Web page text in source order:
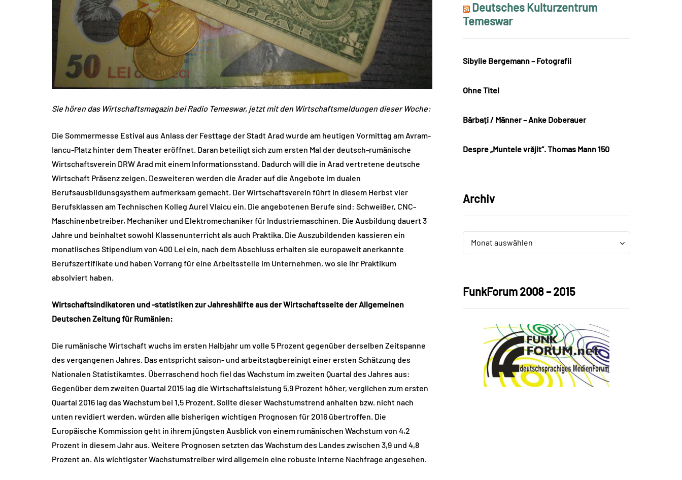
Sie hören das Wirtschaftsmagazin bei Radio Temeswar, jetzt mit den Wirtschaftsmeldungen dieser Woche:
Die Sommermesse Estival aus Anlass der Festtage der Stadt Arad wurde am heutigen Vormittag am Avram-
Iancu-Platz hinter dem Theater eröffnet. Daran beteiligt sich zum ersten Mal der deutsch-rumänische
Wirtschaftsverein DRW Arad mit einem Informationsstand. Dadurch will die in Arad vertretene deutsche
Wirtschaft Präsenz zeigen. Desweiteren werden die Arader auf die Angebote im dualen
Berufsausbildunsgsysthem aufmerksam gemacht. Der Wirtschaftsverein führt in diesem Herbst vier
Berufsklassen am Technischen Kolleg Aurel Vlaicu ein. Die angebotenen Berufe sind: Schweißer, CNC-
Maschinenbetreiber, Mechaniker und Elektromechaniker für Industriemaschinen. Die Ausbildung dauert 3
Jahre und beinhaltet sowohl Klassenunterricht als auch Praktika. Die Auszubildenden kassieren ein
monatlisches Stipendium von 400 Lei ein, nach dem Abschluss erhalten sie europaweit anerkannte
Berufszertifikate und haben Vorrang für eine Arbeitsstelle im Unternehmen, wo sie ihr Praktikum
absolviert haben.
Wirtschaftsindikatoren und -statistiken zur Jahreshälfte aus der Wirtschaftsseite der Allgemeinen
Deutschen Zeitung für Rumänien:
Die rumänische Wirtschaft wuchs im ersten Halbjahr um volle 5 Prozent gegenüber derselben Zeitspanne
des vergangenen Jahres. Das entspricht saison- und arbeitstagbereinigt einer ersten Schätzung des
Nationalen Statistikamtes. Überraschend hoch fiel das Wachstum im zweiten Quartal des Jahres aus:
Gegenüber dem zweiten Quartal 2015 lag die Wirtschaftsleistung 5,9 Prozent höher, verglichen zum ersten
Quartal 2016 lag das Wachstum bei 1,5 Prozent. Sollte dieser Wachstumstrend anhalten bzw. nicht nach
unten revidiert werden, würden alle bisherigen wichtigen Prognosen für 2016 übertroffen. Die
Europäische Kommission geht in ihrem jüngsten Ausblick von einem rumänischen Wachstum von 4,2
Prozent in diesem Jahr aus. Weitere Prognosen setzten das Wachstum des Landes zwischen 3,9 und 4,8
Prozent an. Als wichtigster Wachstumstreiber wird allgemein eine robuste interne Nachfrage angesehen.
Deutsches Kulturzentrum
Temeswar
Sibylle Bergemann – Fotografii
Ohne Titel
Bărbați / Männer – Anke Doberauer
Despre „Muntele vrăjit“. Thomas Mann 150
Archiv
Archiv
Monat auswählen
Archiv
FunkForum 2008 – 2015